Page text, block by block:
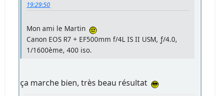
19:29:50
Mon ami le Martin
Canon EOS R7 + EF500mm f/4L IS II USM, ƒ/4.0,
1/1600ème, 400 iso.
ça marche bien, très beau résultat